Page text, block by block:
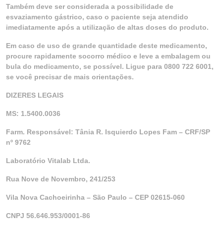
Também deve ser considerada a possibilidade de
esvaziamento gástrico, caso o paciente seja atendido
imediatamente após a utilização de altas doses do produto.
Em caso de uso de grande quantidade deste medicamento,
procure rapidamente socorro médico e leve a embalagem ou
bula do medicamento, se possível. Ligue para 0800 722 6001,
se você precisar de mais orientações.
DIZERES LEGAIS
MS: 1.5400.0036
Farm. Responsável: Tânia R. Isquierdo Lopes Fam – CRF/SP
nº 9762
Laboratório Vitalab Ltda.
Rua Nove de Novembro, 241/253
Vila Nova Cachoeirinha – São Paulo – CEP 02615-060
CNPJ 56.646.953/0001-86